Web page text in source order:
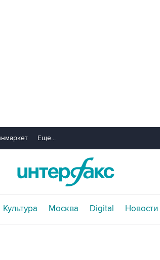
Еще...
Культура Москва Digital Новости